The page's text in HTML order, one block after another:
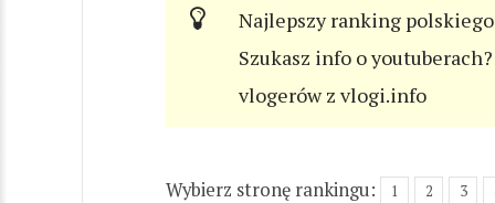
Najlepszy ranking
Szukasz info o
vlogerów z vlogi.info
Wybierz stronę rankingu: 1 2 3